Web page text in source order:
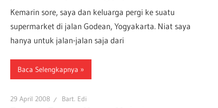
Kemarin sore, saya dan keluarga pergi ke suatu
supermarket di jalan Godean, Yogyakarta. Niat saya
hanya untuk jalan-jalan saja dari
Baca Selengkapnya
29 April 2008 Bart. Edi